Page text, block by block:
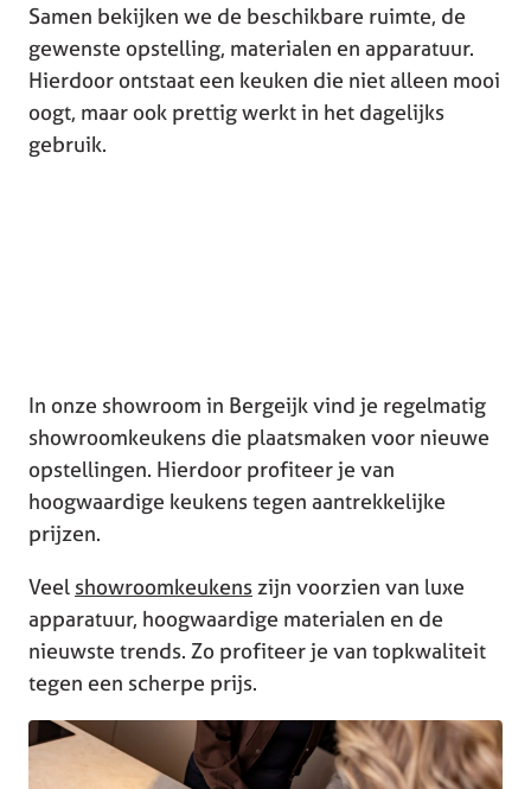
Samen bekijken we de beschikbare ruimte, de
gewenste opstelling, materialen en apparatuur.
Hierdoor ontstaat een keuken die niet alleen mooi
oogt, maar ook prettig werkt in het dagelijks
gebruik.
In onze showroom in Bergeijk vind je regelmatig
showroomkeukens die plaatsmaken voor nieuwe
opstellingen. Hierdoor profiteer je van
hoogwaardige keukens tegen aantrekkelijke
prijzen.
Veel showroomkeukenszijn voorzien van luxe
apparatuur, hoogwaardige materialen en de
nieuwste trends. Zo profiteer je van topkwaliteit
tegen een scherpe prijs.